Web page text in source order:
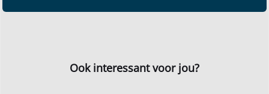
Ook interessant voor jou?